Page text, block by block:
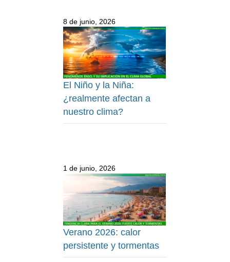
8 de junio, 2026
El Niño y la Niña:
¿realmente afectan a
nuestro clima?
1 de junio, 2026
Verano 2026: calor
persistente y tormentas